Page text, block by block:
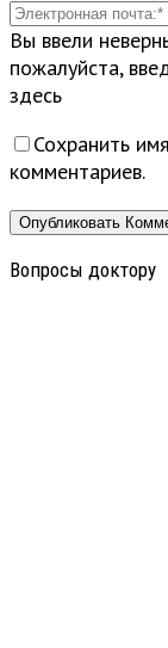
Вы ввели
пожалуйста,
здесь
Сохранить
комментариев.
Вопросы доктору